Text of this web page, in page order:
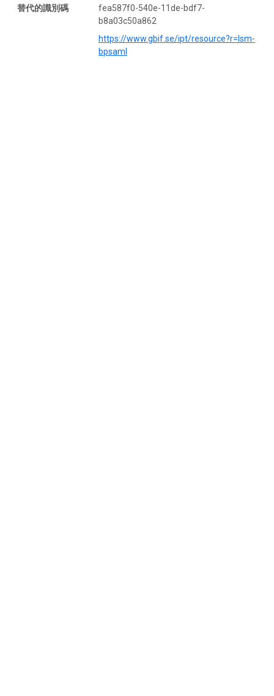
替代的識別碼
fea587f0-540e-11de-bdf7-
b8a03c50a862
https://www.gbif.se/ipt/resource?r=lsm-
bpsaml